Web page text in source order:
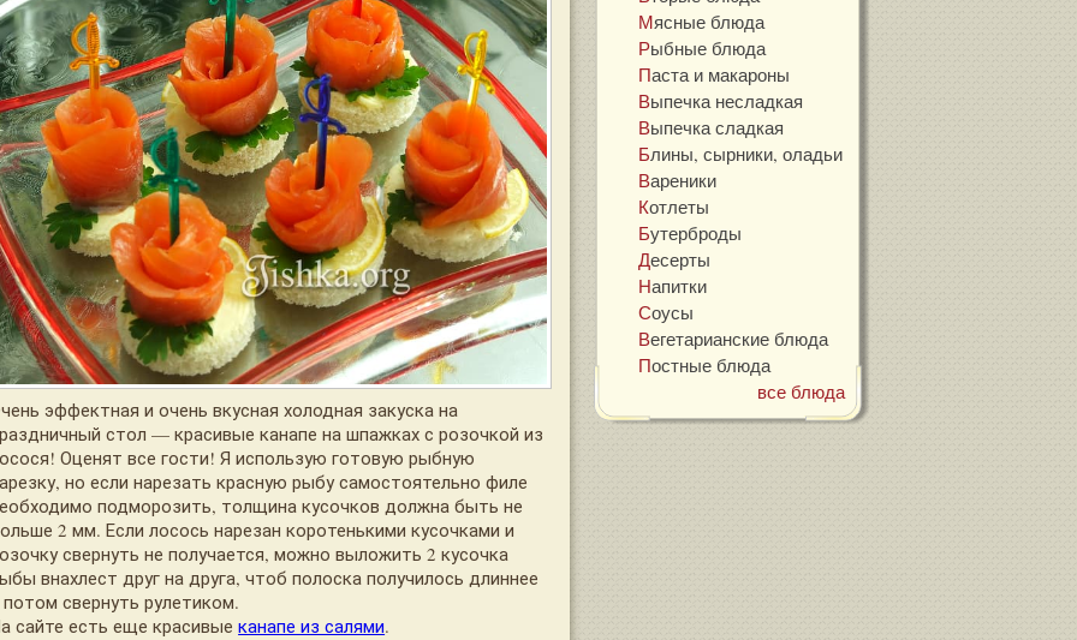
эффектная и очень вкусная холодная закуска на
стол — красивые канапе на шпажках с розочкой из
Оценят все гости! Я использую готовую рыбную
но если нарезать красную рыбу самостоятельно филе
подморозить, толщина кусочков должна быть не
2 мм. Если лосось нарезан коротенькими кусочками и
свернуть не получается, можно выложить 2 кусочка
внахлест друг на друга, чтоб полоска получилось длиннее
потом свернуть рулетиком.
сайте есть еще красивыеканапе из салями.
Мясные блюда
Рыбные блюда
Паста и макароны
Выпечка несладкая
Выпечка сладкая
Блины, сырники, оладьи
Вареники
Котлеты
Бутерброды
Десерты
Напитки
Соусы
Вегетарианские блюда
Постные блюда
все блюда